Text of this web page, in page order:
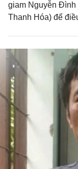
giam Nguyễn Đình
Thanh Hóa) để